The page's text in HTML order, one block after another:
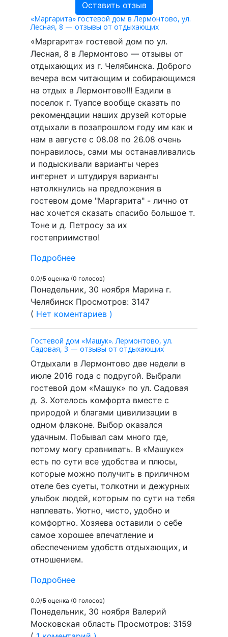
Оставить отзыв
«Маргарита» гостевой дом в Лермонтово, ул.
Лесная, 8 — отзывы от отдыхающих
«Маргарита» гостевой дом по ул.
Лесная, 8 в Лермонтово — отзывы от
отдыхающих из г. Челябинска. Доброго
вечера всм читающим и собирающимся
на отдых в Лермонтово!!! Ездили в
поселок г. Туапсе вообще сказать по
рекомендации наших друзей которые
отдыхали в позапрошлом году им как и
нам в августе с 08.08 по 26.08 очень
понравилось, сами мы останавливались
и подыскивали варианты через
интернет и штудируя варианты
натолкнулись на предложения в
гостевом доме "Маргарита" - лично от
нас хочется сказать спасибо большое т.
Тоне и д. Петросу за их
гостеприимство!
Подробнее
0.0/5 оценка (0 голосов)
Понедельник, 30 ноября Марина г.
Челябинск Просмотров: 3147
( Нет коментариев )
Гостевой дом «Машук». Лермонтово, ул.
Садовая, 3 — отзывы от отдыхающих
Отдыхали в Лермонтово две недели в
июле 2016 года с подругой. Выбрали
гостевой дом «Машук» по ул. Садовая
д. 3. Хотелось комфорта вместе с
природой и благами цивилизации в
одном флаконе. Выбор оказался
удачным. Побывал сам много где,
потому могу сравнивать. В «Машуке»
есть по сути все удобства и плюсы,
которые можно получить в приличном
отеле без суеты, толкотни и дежурных
улыбок людей, которым по сути на тебя
наплевать. Уютно, чисто, удобно и
комфортно. Хозяева оставили о себе
самое хорошее впечатление и
обеспечением удобств отдыхающих, и
отношением.
Подробнее
0.0/5 оценка (0 голосов)
Понедельник, 30 ноября Валерий
Московская область Просмотров: 3159